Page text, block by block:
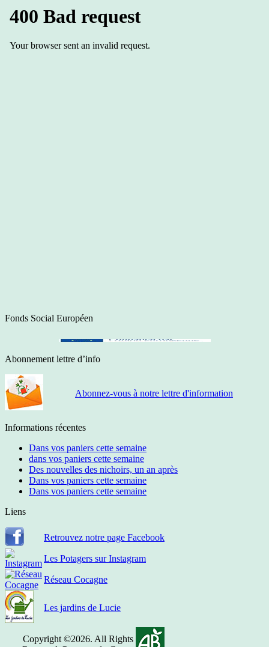
Fonds Social Européen
Abonnement lettre d’info
Abonnez-vous à notre lettre d'information
Informations récentes
Dans vos paniers cette semaine
dans vos paniers cette semaine
Des nouvelles des nichoirs, un an après
Dans vos paniers cette semaine
Dans vos paniers cette semaine
Liens
Retrouvez notre page Facebook
Les Potagers sur Instagram
Réseau Cocagne
Les jardins de Lucie
Copyright ©2026. All Rights